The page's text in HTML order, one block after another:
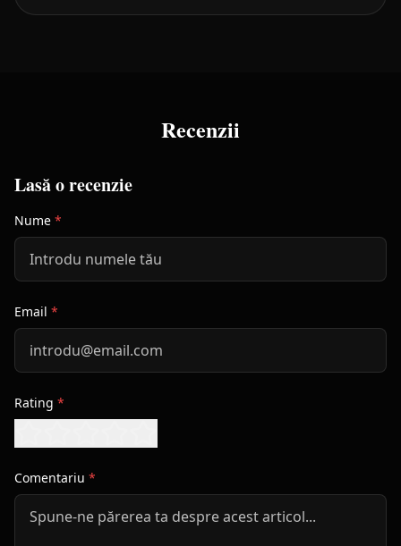
Recenzii
Lasă o recenzie
Nume *
Email *
Rating *
Comentariu *